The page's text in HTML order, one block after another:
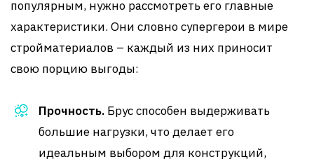
популярным, нужно рассмотреть его главные
характеристики. Они словно супергерои в мире
стройматериалов – каждый из них приносит
свою порцию выгоды:
Прочность. Брус способен выдерживать
большие нагрузки, что делает его
идеальным выбором для конструкций,